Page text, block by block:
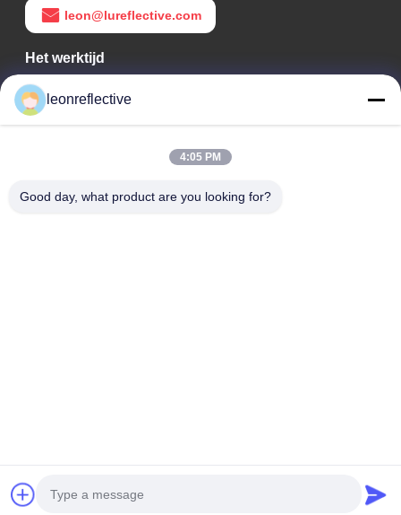
leon@lureflective.com
Het werktijd
9:00-18:00
Ons adres
Technology Park, High-tech Zone, Hefei, Anhui, China
Privacybeleid
leonreflective
4:05 PM
Good day, what product are you looking for?